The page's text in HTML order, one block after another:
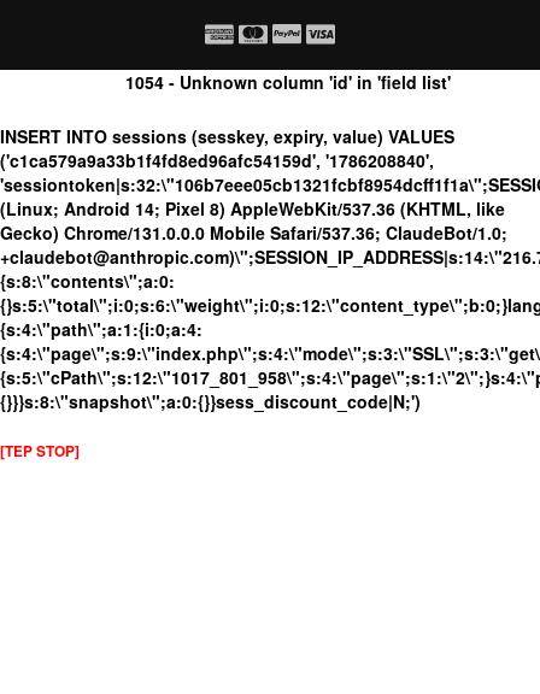
1054 - Unknown column 'id' in 'field list'
INSERT INTO sessions (sesskey, expiry, value) VALUES
('c1ca579a9a33b1f4fd8ed96afc54159d', '1786208840',
(Linux; Android 14; Pixel 8) AppleWebKit/537.36 (KHTML, like
Gecko) Chrome/131.0.0.0 Mobile Safari/537.36; ClaudeBot/1.0;
{s:8:\"contents\";a:0:
{s:4:\"path\";a:1:{i:0;a:4:
{}}}s:8:\"snapshot\";a:0:{}}sess_discount_code|N;')
[TEP STOP]